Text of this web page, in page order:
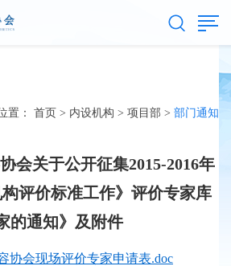
置： 首页 > 内设机构 > 项目部 > 部门通知
会关于公开征集2015-2016年
评价标准工作》评价专家库
的通知》及附件
协会现场评价专家申请表.doc